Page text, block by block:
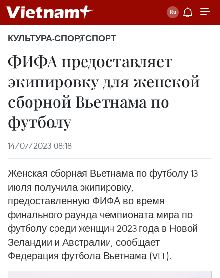
КУЛЬТУРА-СПОРТСПОРТ
ФИФА предоставляет
экипировку для женской
сборной Вьетнама по
футболу
14/07/2023 08:18
Женская сборная Вьетнама по футболу 13
июля получила экипировку,
предоставленную ФИФА во время
финального раунда чемпионата мира по
футболу среди женщин 2023 года в Новой
Зеландии и Австралии, сообщает
Федерация футбола Вьетнама (VFF).